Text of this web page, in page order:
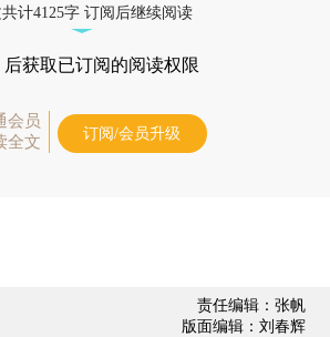
计4125字 订阅后继续阅读
后获取已订阅的阅读权限
会员
全文
订阅/会员升级
责任编辑：张帆
版面编辑：刘春辉